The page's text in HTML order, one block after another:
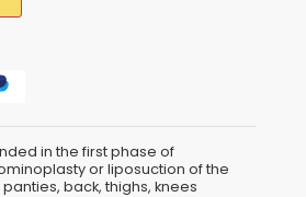
in the first phase of
or liposuction of the
back, thighs, knees